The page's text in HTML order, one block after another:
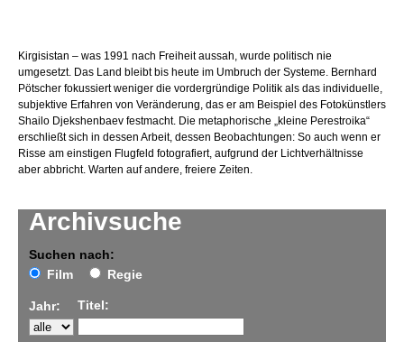
Archivsuche
Suchen nach:
Film
Regie
Jahr: Titel:
Kirgisistan – was 1991 nach Freiheit aussah, wurde politisch nie
umgesetzt. Das Land bleibt bis heute im Umbruch der Systeme. Bernhard
Pötscher fokussiert weniger die vordergründige Politik als das individuelle,
subjektive Erfahren von Veränderung, das er am Beispiel des Fotokünstlers
Shailo Djekshenbaev festmacht. Die metaphorische „kleine Perestroika“
erschließt sich in dessen Arbeit, dessen Beobachtungen: So auch wenn er
Risse am einstigen Flugfeld fotografiert, aufgrund der Lichtverhältnisse
aber abbricht. Warten auf andere, freiere Zeiten.